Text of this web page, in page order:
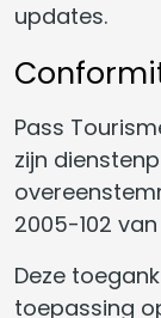
updates.
Pass
zijn
2005-102
Deze
toepassing